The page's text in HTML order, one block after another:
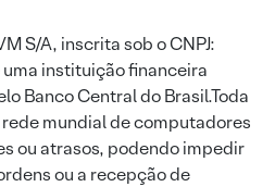
S/A, inscrita sob o CNPJ:
instituição financeira
Banco Central do Brasil.Toda
mundial de computadores
ou atrasos, podendo impedir
ou a recepção de